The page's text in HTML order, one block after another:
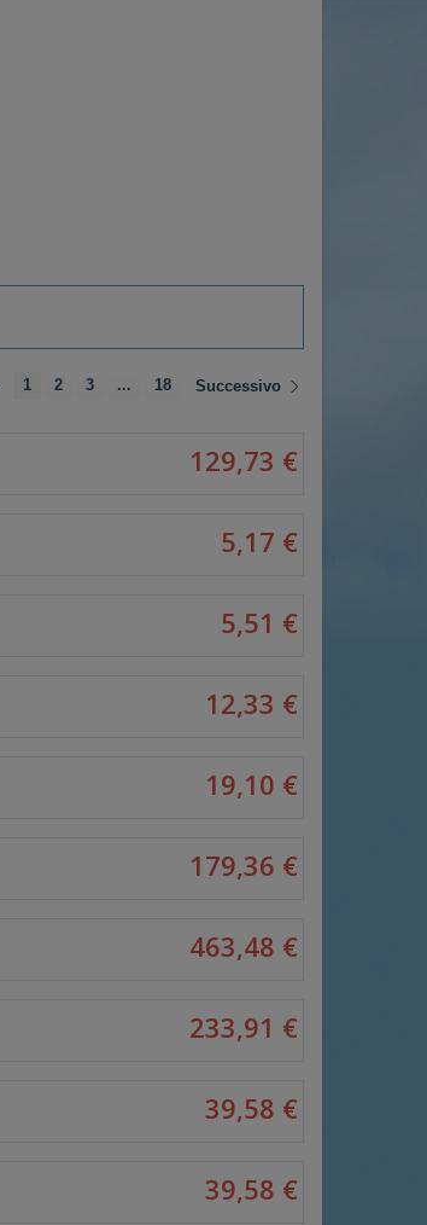
1 2 3 ... 18 Successivo
129,73 €
5,17 €
5,51 €
12,33 €
19,10 €
179,36 €
463,48 €
233,91 €
39,58 €
39,58 €